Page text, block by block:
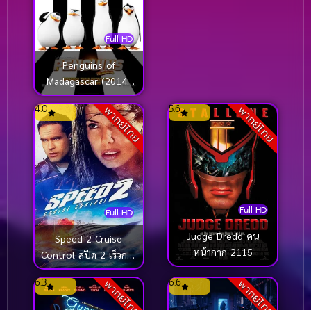
Full HD
Penguins of
Madagascar (2014)
เพนกวินจอมป่วน ก๊วน
มาดากัสการ์พากย์ไทย
Full HD
4.0
Speed 2 Cruise
Control สปีด 2 เร็วกว่า
นรก (1997)
พากย์ไทย
Full HD
5.6
Judge Dredd คน
หน้ากาก 2115
พากย์ไทย
6.3 พากย์ไทย
6.6